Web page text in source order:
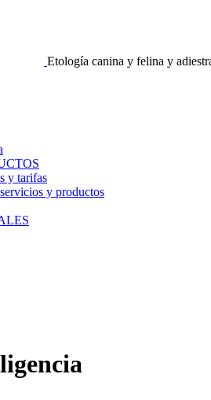
Etología canina y felina y
y tarifas
y productos